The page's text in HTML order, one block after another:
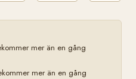
mer än en gång
mer än en gång